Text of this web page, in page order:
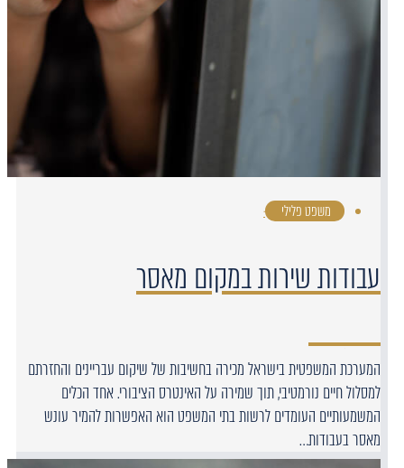
משפט פלילי ·
עבודות שירות במקום מאסר
המערכת המשפטית בישראל מכירה בחשיבות של שיקום עבריינים והחזרתם
למסלול חיים נורמטיבי, תוך שמירה על האינטרס הציבורי. אחד הכלים
המשמעותיים העומדים לרשות בתי המשפט הוא האפשרות להמיר עונש
מאסר בעבודות…